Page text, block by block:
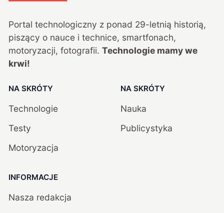
Portal technologiczny z ponad 29-letnią historią,
piszący o nauce i technice, smartfonach,
motoryzacji, fotografii. Technologie mamy we
krwi!
NA SKRÓTY
Technologie
Testy
Motoryzacja
NA SKRÓTY
Nauka
Publicystyka
INFORMACJE
Nasza redakcja